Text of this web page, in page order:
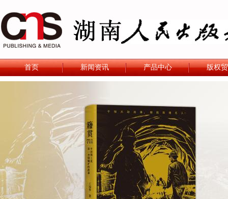
首页 新闻资讯 产品中心 版权